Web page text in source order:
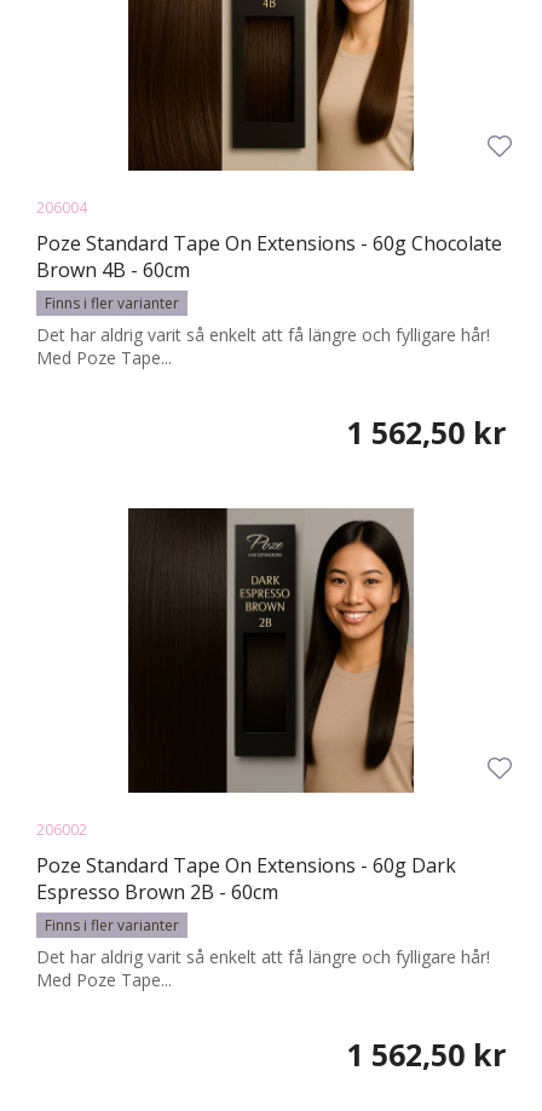
206004
Poze Standard Tape On Extensions - 60g Chocolate
Brown 4B - 60cm
Finns i fler varianter
Det har aldrig varit så enkelt att få längre och fylligare hår!
Med Poze Tape...
1 562,50 kr
206002
Poze Standard Tape On Extensions - 60g Dark
Espresso Brown 2B - 60cm
Finns i fler varianter
Det har aldrig varit så enkelt att få längre och fylligare hår!
Med Poze Tape...
1 562,50 kr